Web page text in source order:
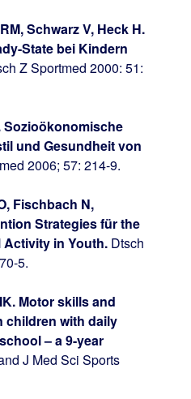
Schwarz V, Heck H.
State bei Kindern
Z Sportmed 2000: 51:
Sozioökonomische
und Gesundheit von
2006; 57: 214-9.
Fischbach N,
Strategies für the
in Youth.Dtsch
5.
Motor skills and
children with daily
– a 9-year
J Med Sci Sports